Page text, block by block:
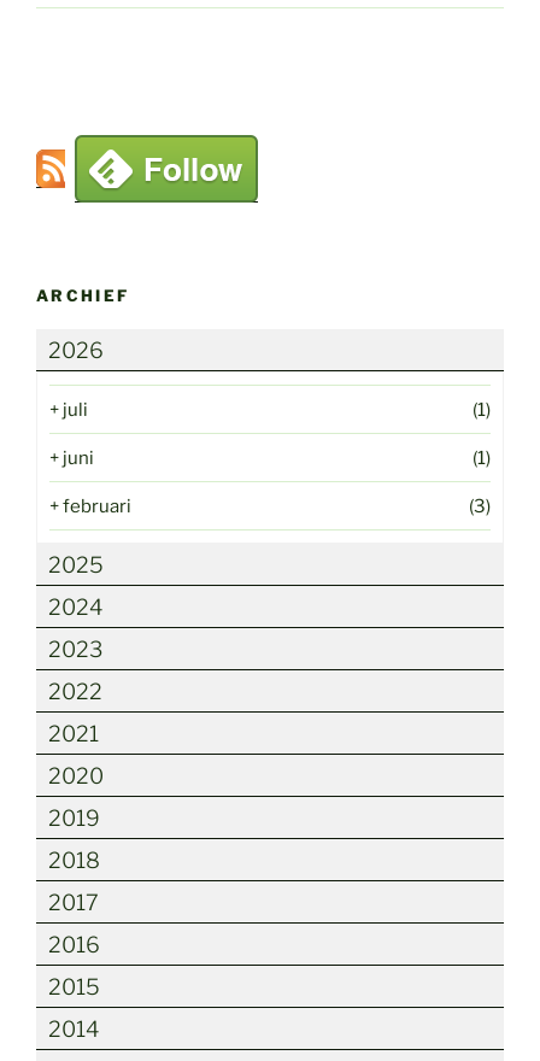
ARCHIEF
2026
+ juli (1)
+ juni (1)
+februari (3)
2025
2024
2023
2022
2021
2020
2019
2018
2017
2016
2015
2014